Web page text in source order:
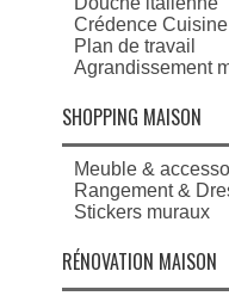
Crédence Cuisine
Plan de travail
Agrandissement
SHOPPING MAISON
Meuble &
Rangement &
Stickers muraux
RÉNOVATION MAISON